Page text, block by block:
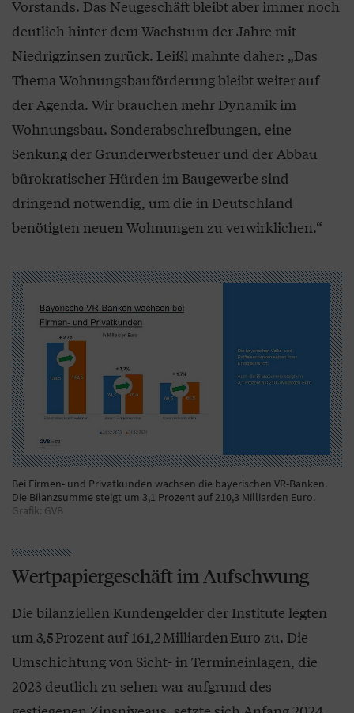
Vorstands. Das Neugeschäft bleibt aber immer noch
deutlich hinter dem Wachstum der Jahre mit
Niedrigzinsen zurück. Leißl mahnte daher: „Das
Thema Wohnungsbauförderung bleibt weiter auf
der Agenda. Wir brauchen mehr Dynamik im
Wohnungsbau. Sonderabschreibungen, eine
Senkung der Grunderwerbsteuer und der Abbau
bürokratischer Hürden im Baugewerbe sind
dringend notwendig, um die in Deutschland
benötigten neuen Wohnungen zu verwirklichen.“
Bei Firmen- und Privatkunden wachsen die bayerischen VR-Banken.
Die Bilanzsumme steigt um 3,1 Prozent auf 210,3 Milliarden Euro.
Grafik: GVB
Wertpapiergeschäft im Aufschwung
Die bilanziellen Kundengelder der Institute legten
um 3,5 Prozent auf 161,2 Milliarden Euro zu. Die
Umschichtung von Sicht- in Termineinlagen, die
2023 deutlich zu sehen war aufgrund des